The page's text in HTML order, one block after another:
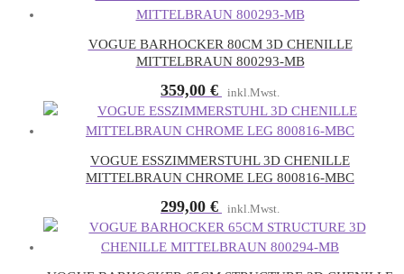
VOGUE BARHOCKER 80CM 3D CHENILLE
MITTELBRAUN 800293-MB
359,00 € inkl.Mwst.
VOGUE ESSZIMMERSTUHL 3D CHENILLE
MITTELBRAUN CHROME LEG 800816-MBC
299,00 € inkl.Mwst.